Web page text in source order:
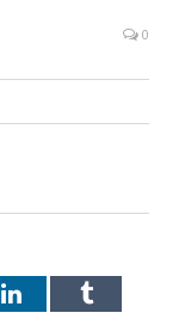
0
LinkedInTumblr